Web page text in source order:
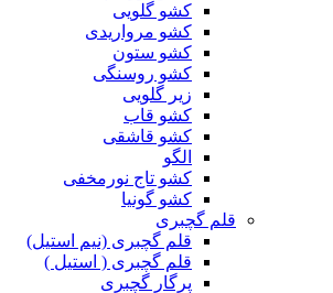
کشو گلویی
کشو مرواریدی
کشو ستون
کشو روسنگی
زیر گلویی
کشو قاب
کشو قاشقی
الگو
کشو تاج نورمخفی
کشو گونیا
قلم گچبری
قلم گچبری (نیم استیل)
قلم گچبری ( استیل )
پرگار گچبری